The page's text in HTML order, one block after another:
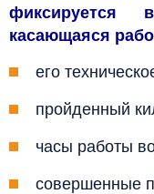
фиксируется
касающаяся
его
пройденный
часы работы
совершенные